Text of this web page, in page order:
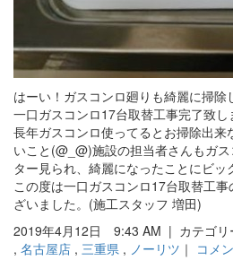
はーい！ガスコンロ廻りも綺麗に掃除
一口ガスコンロ17台取替工事完了致
長年ガスコンロ使ってるとお掃除出来
いこと(@_@)施設の担当者さんもガ
ター見られ、綺麗になったことにビッ
この度は一口ガスコンロ17台取替工
ざいました。(施工スタッフ 増田)
2019年4月12日 9:43 AM | カテゴリ
, 名古屋店 , 三重県 , ノーリツ ｜ コメ